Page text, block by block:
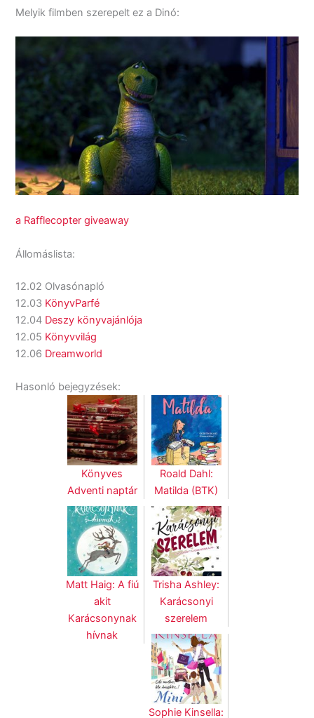
Melyik filmben szerepelt ez a Dinó:
a Rafflecopter giveaway
Állomáslista:
12.02 Olvasónapló
12.03 KönyvParfé
12.04 Deszy könyvajánlója
12.05 Könyvvilág
12.06 Dreamworld
Hasonló bejegyzések:
Könyves
Adventi naptár
Roald Dahl:
Matilda (BTK)
Matt Haig: A fiú
akit
Karácsonynak
hívnak
Trisha Ashley:
Karácsonyi
szerelem
Sophie Kinsella: